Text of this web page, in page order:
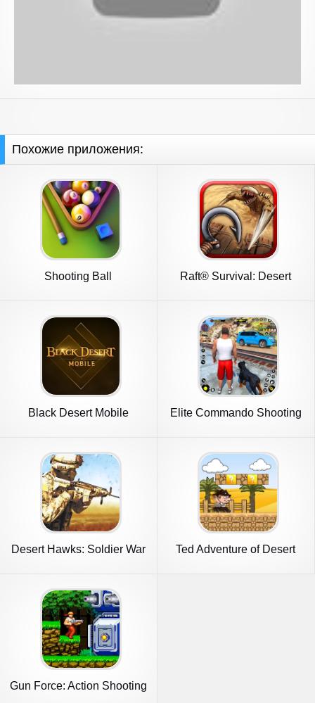
Похожие приложения:
Shooting Ball
Raft® Survival: Desert
Black Desert Mobile
Elite Commando Shooting
Desert Hawks: Soldier War
Ted Adventure of Desert
Gun Force: Action Shooting